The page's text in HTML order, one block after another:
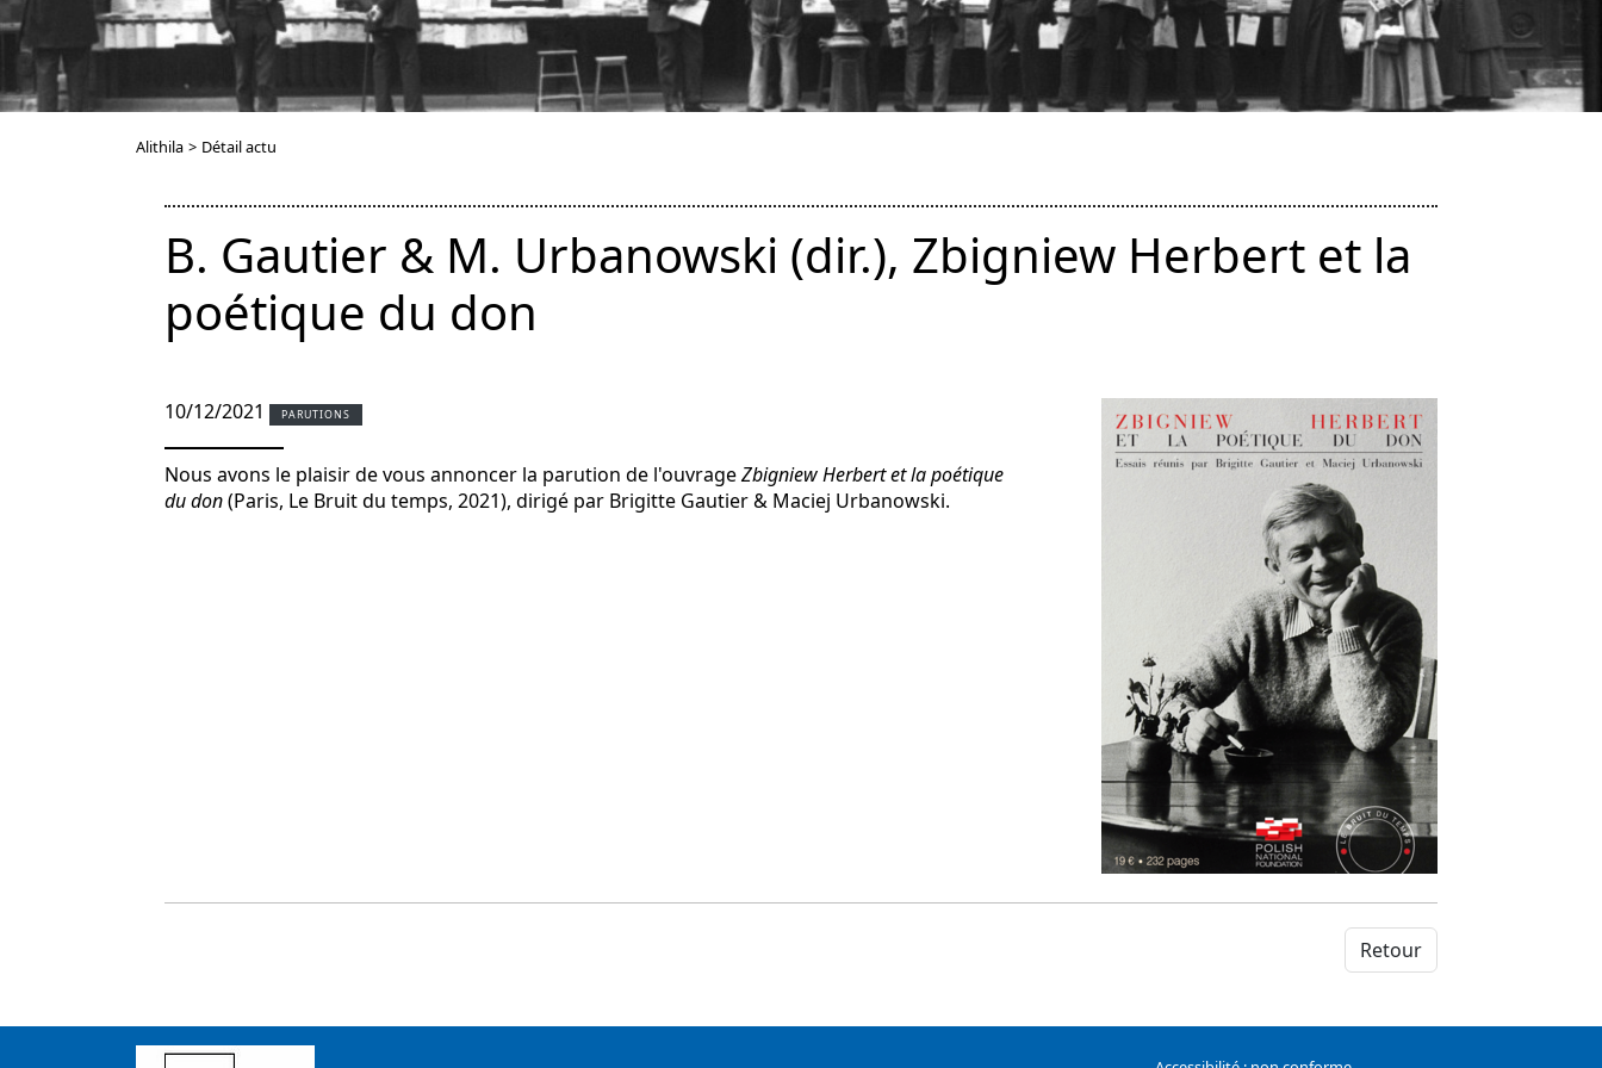
Alithila > Détail actu
B. Gautier & M. Urbanowski (dir.), Zbigniew Herbert et la
poétique du don
10/12/2021 PARUTIONS
Nous avons le plaisir de vous annoncer la parution de l'ouvrageZbigniew Herbert et la poétique
du don(Paris, Le Bruit du temps, 2021), dirigé par Brigitte Gautier & Maciej Urbanowski.
Retour